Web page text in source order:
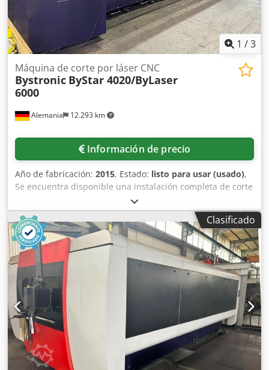
1 /3
Alemania 12.293 km
Máquina de corte por láser CNC
Bystronic ByStar 4020/ByLaser
6000
Información de precio
Año de fabricación: 2015, Estado: listo para usar (usado),
Se encuentra disponible una instalación completa de corte
por láser CNC CO2 de Bystronic. Dimensiones de trabajo
X/Y: 4000 mm/2000 mm, recorridos X/Y/Z: 4060 mm/2030
mm/1700 mm, velocidad máxima simultánea: 84 m/min,
precisión de posicionamiento: +/-0,1 mm, precisión de
repetición: +/-0,05 mm, carga máxima de la mesa: 1500 kg,
peso: aprox. 18.500 kg, horas de funcionamiento: 29.456 h.
Fuente láser: Bystronic ByLaser 6000, tipo de láser: CO2,
potencia láser: 6 kW, longitud de onda: 10.600 nm,
polarización: circular, frecuencia de impulso: 1-2500 Hz,
capacidad máxima de corte acero/acero
inoxidable/aluminio: 25 mm/25 mm/15 mm, peso: aprox.
1.800 kg, horas láser: 10.275 h. Documentación disponible.
Se puede realizar una inspección in situ. Cedpjy D Trnofx
Ac Terf
Clasificado